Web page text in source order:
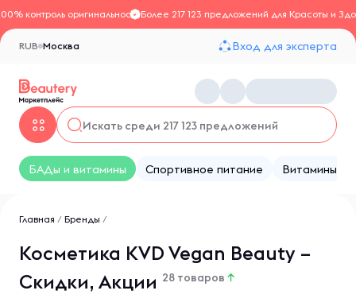
контроль оригинальностиБолее 217 123 предложений для Красоты и
Москва
RUB Вход для эксперта
БАДы и витамины Спортивное питание Витамины
Главная / Бренды /
Косметика KVD Vegan Beauty –
Скидки, Акции 28 товаров ↑